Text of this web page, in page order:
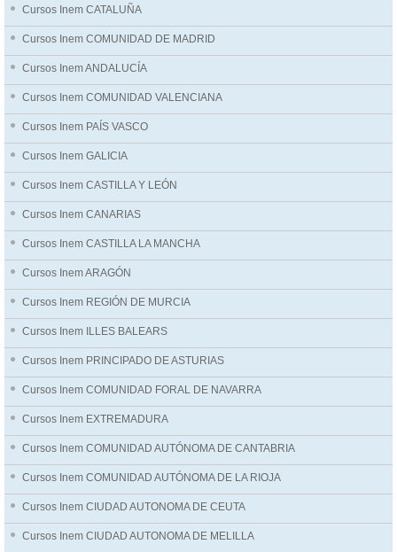
Cursos Inem CATALUÑA
Cursos Inem COMUNIDAD DE MADRID
Cursos Inem ANDALUCÍA
Cursos Inem COMUNIDAD VALENCIANA
Cursos Inem PAÍS VASCO
Cursos Inem GALICIA
Cursos Inem CASTILLA Y LEÓN
Cursos Inem CANARIAS
Cursos Inem CASTILLA LA MANCHA
Cursos Inem ARAGÓN
Cursos Inem REGIÓN DE MURCIA
Cursos Inem ILLES BALEARS
Cursos Inem PRINCIPADO DE ASTURIAS
Cursos Inem COMUNIDAD FORAL DE NAVARRA
Cursos Inem EXTREMADURA
Cursos Inem COMUNIDAD AUTÓNOMA DE CANTABRIA
Cursos Inem COMUNIDAD AUTÓNOMA DE LA RIOJA
Cursos Inem CIUDAD AUTONOMA DE CEUTA
Cursos Inem CIUDAD AUTONOMA DE MELILLA